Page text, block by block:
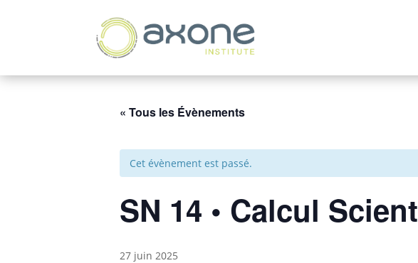
« Tous les Évènements
Cet évènement est passé.
SN 14 • Calcul
27 juin 2025